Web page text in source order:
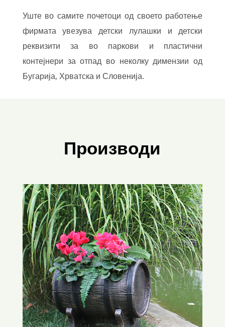
Уште во самите почетоци од своето работење
фирмата увeзува детски лулашки и детски
реквизити за во паркови и пластични
контејнери за отпад во неколку димензии од
Бугарија, Хрватска и Словенија.
Производи